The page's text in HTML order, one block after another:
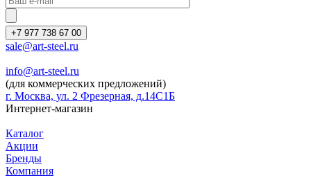
+7 977 738 67 00
sale@art-steel.ru
info@art-steel.ru
(для коммерческих предложений)
г. Москва, ул. 2 Фрезерная, д.14С1Б
Интернет-магазин
Каталог
Акции
Бренды
Компания